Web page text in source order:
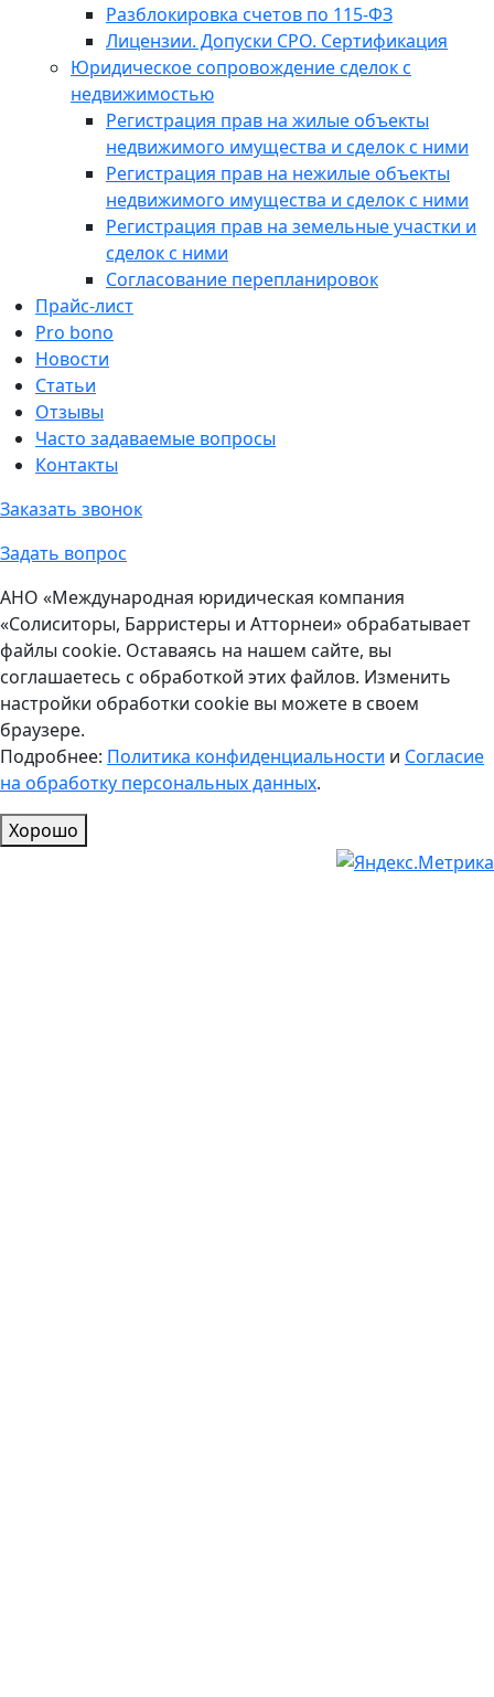
Разблокировка счетов по 115-ФЗ
Лицензии. Допуски СРО. Сертификация
Юридическое сопровождение сделок с
недвижимостью
Регистрация прав на жилые объекты
недвижимого имущества и сделок с ними
Регистрация прав на нежилые объекты
недвижимого имущества и сделок с ними
Регистрация прав на земельные участки и
сделок с ними
Согласование перепланировок
Прайс-лист
Pro bono
Новости
Статьи
Отзывы
Часто задаваемые вопросы
Контакты
Заказать звонок
Задать вопрос
АНО «Международная юридическая компания
«Солиситоры, Барристеры и Атторнеи» обрабатывает
файлы cookie. Оставаясь на нашем сайте, вы
соглашаетесь с обработкой этих файлов. Изменить
настройки обработки cookie вы можете в своем
браузере.
Подробнее: Политика конфиденциальности и Согласие
на обработку персональных данных.
Хорошо